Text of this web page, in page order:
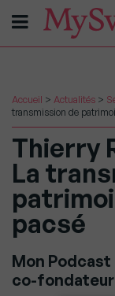
Accueil > Actualités >
transmission de
Thierry
La
pacsé
Mon
co-